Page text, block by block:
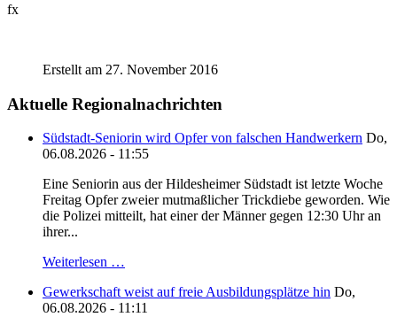
fx
Erstellt am 27. November 2016
Aktuelle Regionalnachrichten
Südstadt-Seniorin wird Opfer von falschen Handwerkern Do,
06.08.2026 - 11:55
Eine Seniorin aus der Hildesheimer Südstadt ist letzte Woche
Freitag Opfer zweier mutmaßlicher Trickdiebe geworden. Wie
die Polizei mitteilt, hat einer der Männer gegen 12:30 Uhr an
ihrer...
Weiterlesen …
Gewerkschaft weist auf freie Ausbildungsplätze hin Do,
06.08.2026 - 11:11